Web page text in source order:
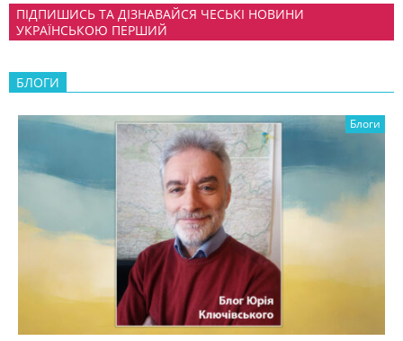
ПІДПИШИСЬ ТА ДІЗНАВАЙСЯ ЧЕСЬКІ НОВИНИ
УКРАЇНСЬКОЮ ПЕРШИЙ
БЛОГИ
Блоги